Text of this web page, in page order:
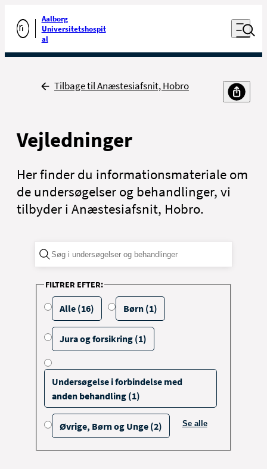
Gå til forsiden
Aalborg
Universitetshospit
al
Åben
Udfør søgning
Tilbage
Tilbage til Anæstesiafsnit, Hobro
Vejledninger
Her finder du informationsmateriale om
de undersøgelser og behandlinger, vi
tilbyder i Anæstesiafsnit, Hobro.
FILTRER EFTER:
Alle (16) Børn (1)
Jura og forsikring (1)
Undersøgelse i forbindelse med
anden behandling (1)
Øvrige, Børn og Unge (2) Se alle
filtrerings muligheder